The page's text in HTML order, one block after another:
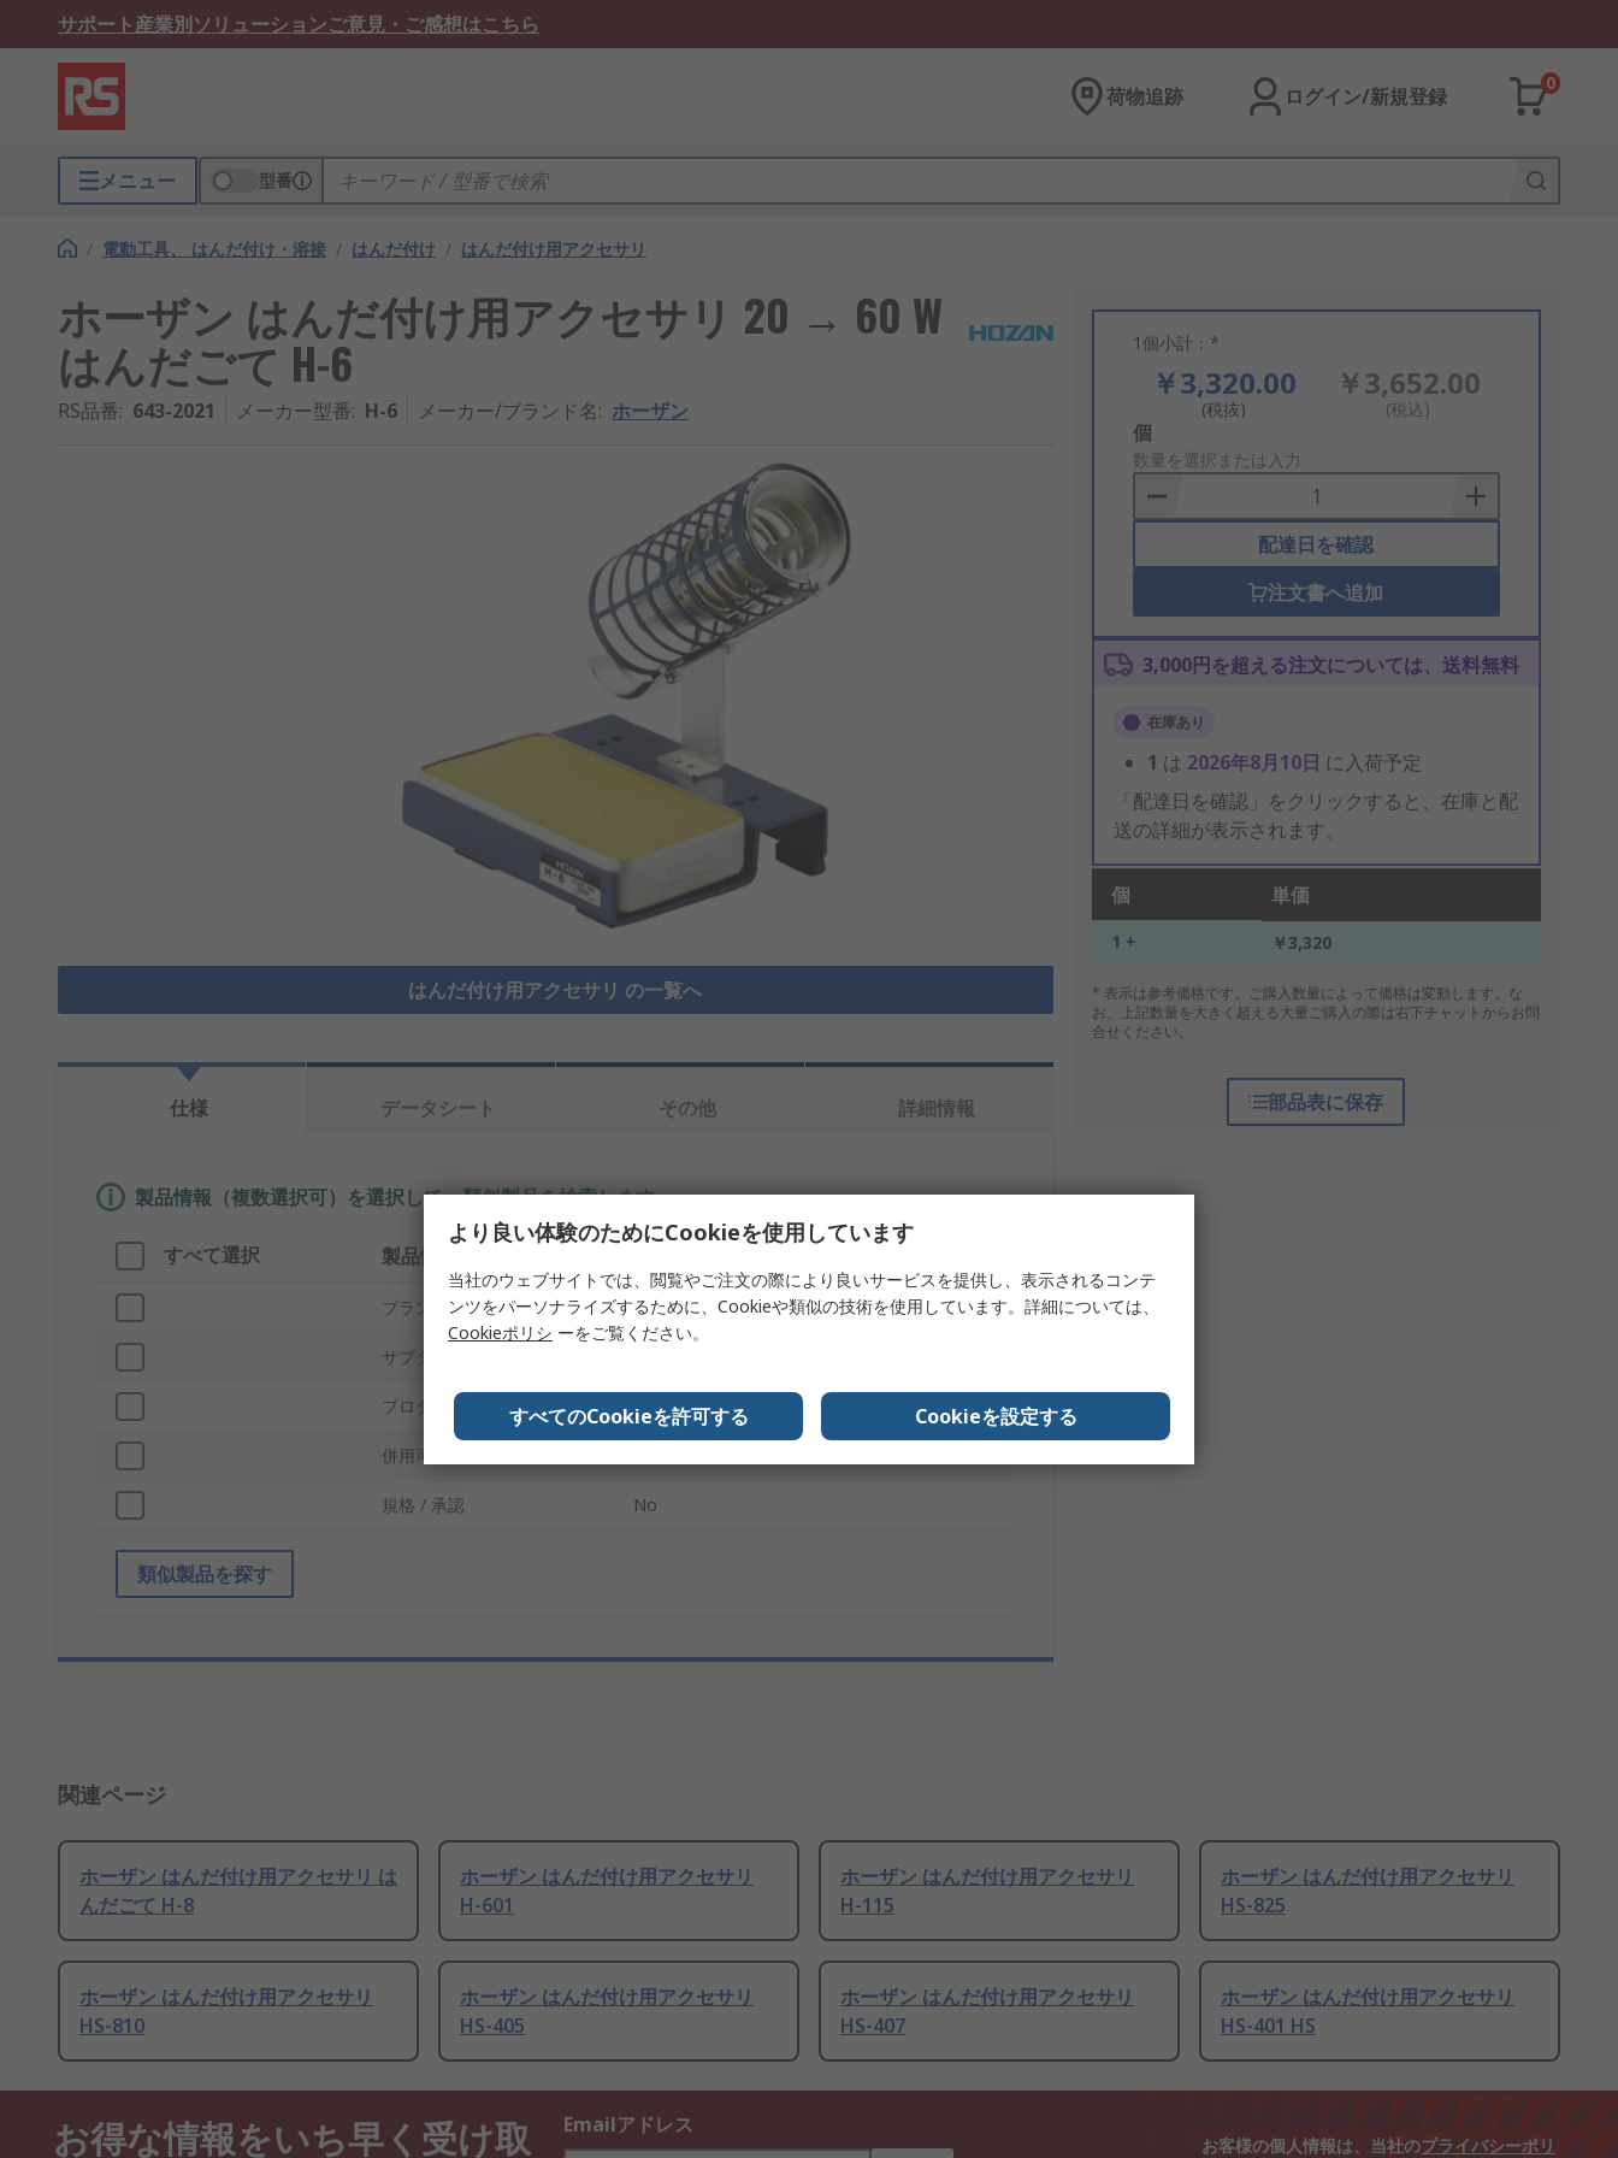
サポート産業別ソリューションご意見・ご感想はこちら
荷物追跡 ログイン/新規登録
0
メニュー 型番
/ 電動工具、 はんだ付け・溶接 / はんだ付け / はんだ付け用アクセサリ
ホーザン はんだ付け用アクセサリ 20 → 60 W
はんだごて H-6
RS品番: 643-2021 メーカー型番: H-6 メーカー/ブランド名: ホーザン
はんだ付け用アクセサリ の一覧へ
1個小計：*
￥3,320.00
(税抜)
￥3,652.00
(税込)
Add
to
Basket
個
数量を選択または入力
配達日を確認
注文書へ追加
3,000円を超える注文については、送料無料
在庫あり
1 は 2026年8月10日 に入荷予定
「配達日を確認」をクリックすると、在庫と配
送の詳細が表示されます。
個 単価
1 + ￥3,320
* 表示は参考価格です。ご購入数量によって価格は変動します。な
お、上記数量を大きく超える大量ご購入の際は右下チャットからお問
合せください。
部品表に保存
仕様 データシート その他 詳細情報
製品情報（複数選択可）を選択して、類似製品を検索します。
すべて選択 製品情報
ブランド ホーザン
サブタイプ
プロダクトタイプ はんだ付け用アクセサリ
併用可能製品
規格 / 承認 No
類似製品を探す
関連ページ
ホーザン はんだ付け用アクセサリ は
んだごて H-8
ホーザン はんだ付け用アクセサリ
H-601
ホーザン はんだ付け用アクセサリ
H-115
ホーザン はんだ付け用アクセサリ
HS-825
ホーザン はんだ付け用アクセサリ
HS-810
ホーザン はんだ付け用アクセサリ
HS-405
ホーザン はんだ付け用アクセサリ
HS-407
ホーザン はんだ付け用アクセサリ
HS-401 HS
お得な情報をいち早く受け取
Emailアドレス
お客様の個人情報は、当社のプライバシーポリ
より良い体験のためにCookieを使用しています
当社のウェブサイトでは、閲覧やご注文の際により良いサービスを提供し、表示されるコンテ
ンツをパーソナライズするために、Cookieや類似の技術を使用しています。詳細については、
Cookieポリシ ーをご覧ください。
すべてのCookieを許可する Cookieを設定する